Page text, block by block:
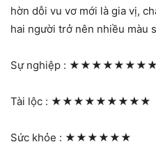
hờn dỗi vu vơ mới là gia vị,
hai người trở nên nhiều màu
Sự nghiệp :
Tài lộc : ★★★★★★★★★
Sức khỏe : ★★★★★★